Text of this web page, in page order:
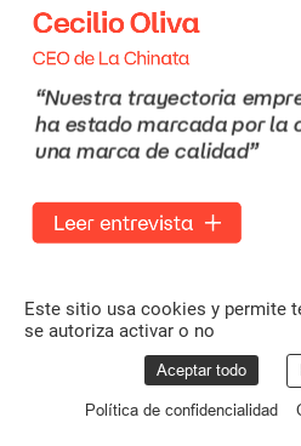
Leer entrevista
CecilioOliva
CEO de La Chinata
“Nuestra trayectoria
ha estado marcada porla
una marca de calidad”
Este sitio usa cookies y permite
se autoriza activar o no
Aceptar todo
Política de confidencialidad